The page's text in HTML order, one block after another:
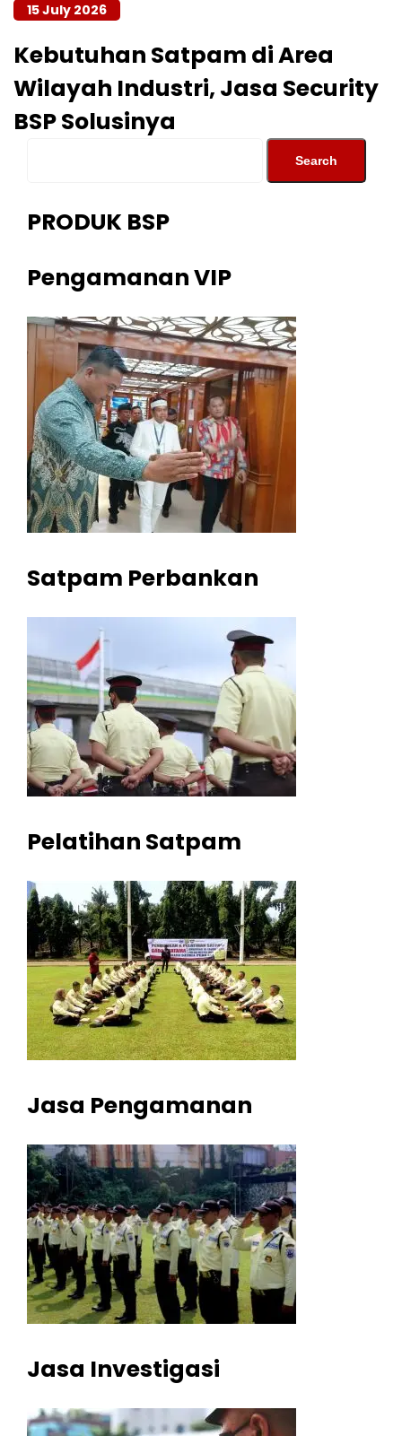
15 July 2026
Kebutuhan Satpam di Area
Wilayah Industri, Jasa Security
BSP Solusinya
PRODUK BSP
Pengamanan VIP
Satpam Perbankan
Pelatihan Satpam
Jasa Pengamanan
Jasa Investigasi